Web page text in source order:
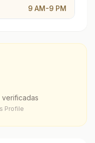
9 AM-9 PM
verificadas
Profile